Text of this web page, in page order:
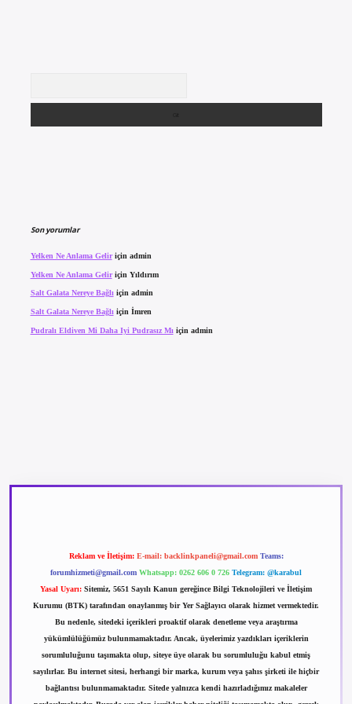
Son yorumlar
Yelken Ne Anlama Geliriçin admin
Yelken Ne Anlama Geliriçin Yıldırım
Salt Galata Nereye Bağlıiçin admin
Salt Galata Nereye Bağlı için İmren
Pudralı Eldiven Mi Daha Iyi Pudrasız Mı için admin
Reklam ve İletişim: E-mail: backlinkpaneli@gmail.com Teams:
forumhizmeti@gmail.com Whatsapp: 0262 606 0 726 Telegram: @karabul
Yasal Uyarı: Sitemiz, 5651 Sayılı Kanun gereğince Bilgi Teknolojileri ve İletişim
Kurumu (BTK) tarafından onaylanmış bir Yer Sağlayıcı olarak hizmet vermektedir.
Bu nedenle, sitedeki içerikleri proaktif olarak denetleme veya araştırma
yükümlülüğümüz bulunmamaktadır. Ancak, üyelerimiz yazdıkları içeriklerin
sorumluluğunu taşımakta olup, siteye üye olarak bu sorumluluğu kabul etmiş
sayılırlar. Bu internet sitesi, herhangi bir marka, kurum veya şahıs şirketi ile hiçbir
bağlantısı bulunmamaktadır. Sitede yalnızca kendi hazırladığımız makaleler